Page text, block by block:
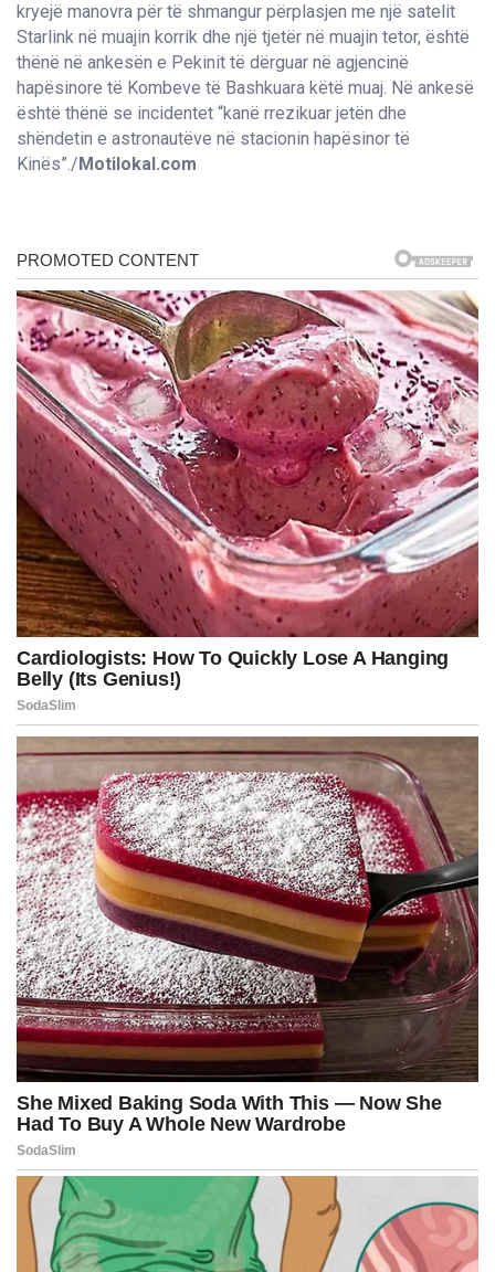
kryejë manovra për të shmangur përplasjen me një satelit
Starlink në muajin korrik dhe një tjetër në muajin tetor, është
thënë në ankesën e Pekinit të dërguar në agjencinë
hapësinore të Kombeve të Bashkuara këtë muaj. Në ankesë
është thënë se incidentet “kanë rrezikuar jetën dhe
shëndetin e astronautëve në stacionin hapësinor të
Kinës”./ Motilokal.com